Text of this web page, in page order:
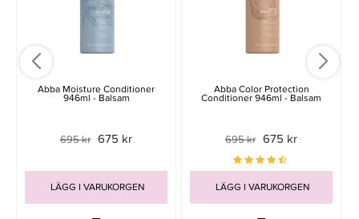
Abba Moisture Conditioner
946ml - Balsam
695 kr 675 kr
LÄGG I VARUKORGEN
Abba Color Protection
Conditioner 946ml - Balsam
695 kr 675 kr
LÄGG I VARUKORGEN